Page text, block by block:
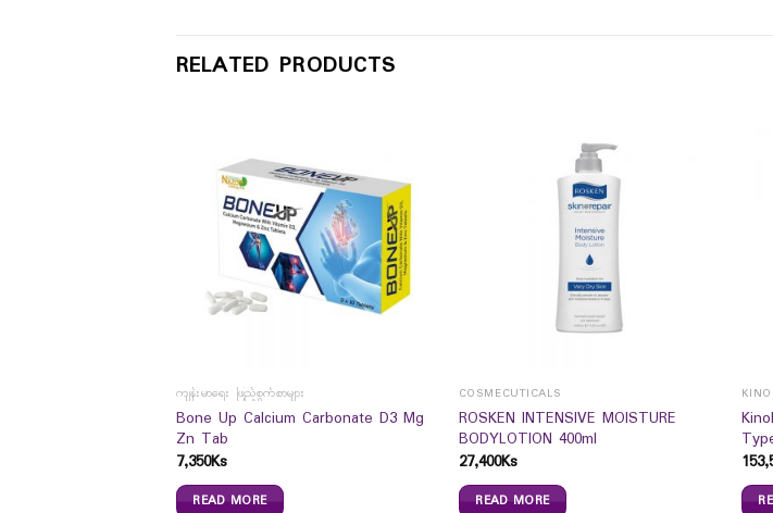
RELATED PRODUCTS
ကျန်းမာရေး ဖြည့်စွက်စာများ
Bone Up Calcium Carbonate D3 Mg
Zn Tab
7,350Ks
READ MORE
COSMECUTICALS
ROSKEN INTENSIVE MOISTURE
BODYLOTION 400ml
27,400Ks
READ MORE